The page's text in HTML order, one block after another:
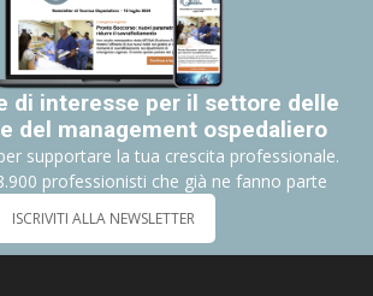
di interesse per il settore delle
del management ospedaliero
supportare la tua crescita professionale.
professionisti che già ne fanno parte
ISCRIVITI ALLA NEWSLETTER